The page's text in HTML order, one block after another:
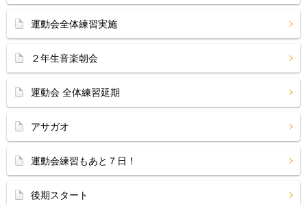
運動会全体練習実施
２年生音楽朝会
運動会 全体練習延期
アサガオ
運動会練習もあと７日！
後期スタート